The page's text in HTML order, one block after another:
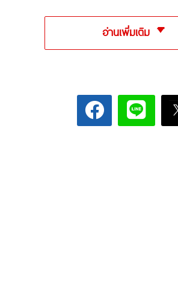
อ่านเพิ่มเติม